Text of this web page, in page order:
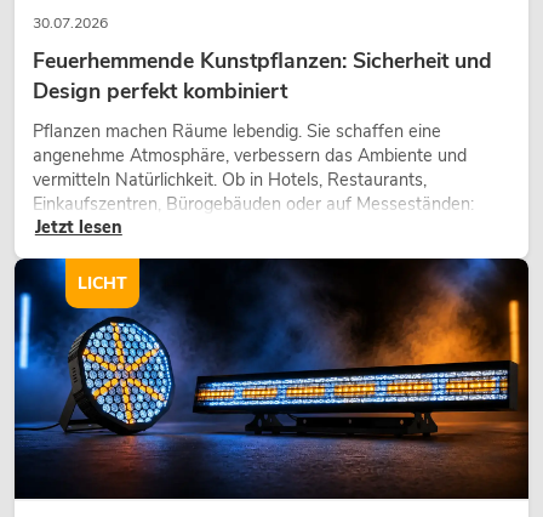
30.07.2026
Feuerhemmende Kunstpflanzen: Sicherheit und
Design perfekt kombiniert
Pflanzen machen Räume lebendig. Sie schaffen eine
angenehme Atmosphäre, verbessern das Ambiente und
vermitteln Natürlichkeit. Ob in Hotels, Restaurants,
Einkaufszentren, Bürogebäuden oder auf Messeständen:
eine hochwertige Begrünung gehört heute längst zum
Jetzt lesen
LICHT